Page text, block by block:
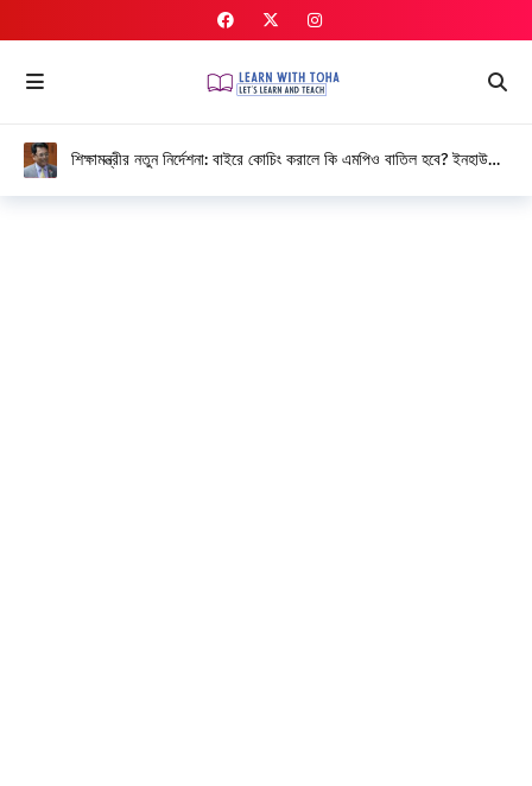
শিক্ষামন্ত্রীর নতুন নির্দেশনা: বাইরে কোচিং করালে কি এমপিও বাতিল হবে? ইনহাউজ